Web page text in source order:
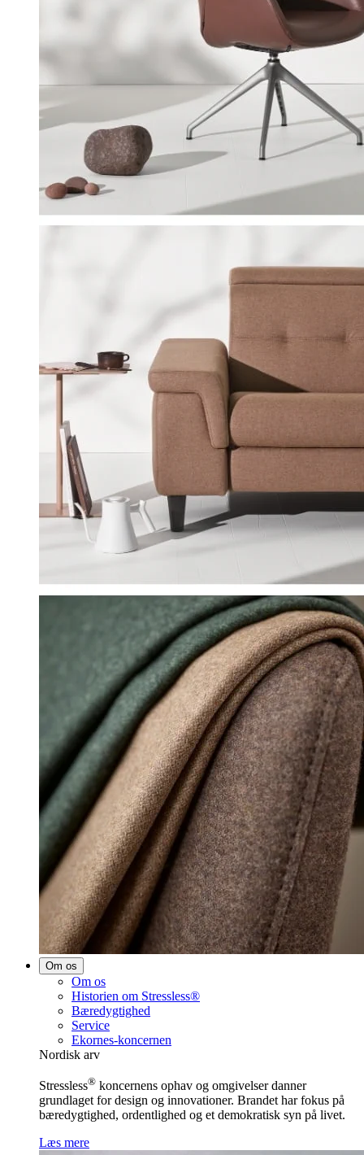
Om os
Om os
Historien om Stressless®
Bæredygtighed
Service
Ekornes-koncernen
Nordisk arv
Stressless® koncernens ophav og omgivelser danner
grundlaget for design og innovationer. Brandet har fokus på
bæredygtighed, ordentlighed og et demokratisk syn på livet.
Læs mere